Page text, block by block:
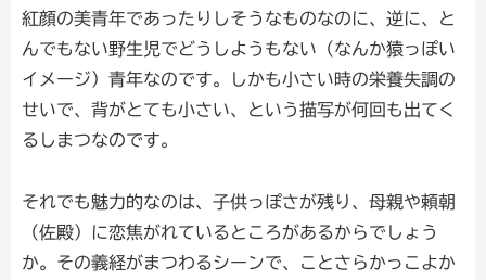
紅顔の美青年であったりしそうなものなのに、逆に、と
んでもない野生児でどうしようもない（なんか猿っぽい
イメージ）青年なのです。しかも小さい時の栄養失調の
せいで、背がとても小さい、という描写が何回も出てく
るしまつなのです。
それでも魅力的なのは、子供っぽさが残り、母親や頼朝
（佐殿）に恋焦がれているところがあるからでしょう
か。その義経がまつわるシーンで、ことさらかっこよか